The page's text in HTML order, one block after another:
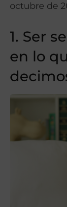
octubre de
1. Ser
en lo